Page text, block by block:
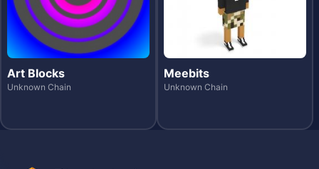
Art Blocks
Unknown Chain
Meebits
Unknown Chain